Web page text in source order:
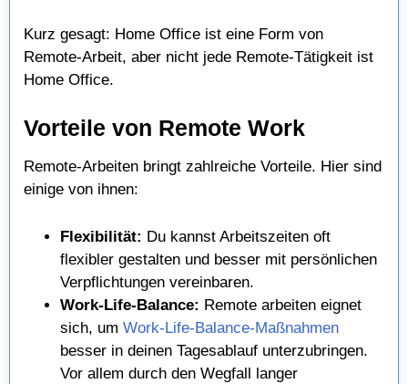
Kurz gesagt: Home Office ist eine Form von
Remote-Arbeit, aber nicht jede Remote-Tätigkeit ist
Home Office.
Vorteile von Remote Work
Remote-Arbeiten bringt zahlreiche Vorteile. Hier sind
einige von ihnen:
Flexibilität: Du kannst Arbeitszeiten oft
flexibler gestalten und besser mit persönlichen
Verpflichtungen vereinbaren.
Work-Life-Balance: Remote arbeiten eignet
sich, um Work-Life-Balance-Maßnahmen
besser in deinen Tagesablauf unterzubringen.
Vor allem durch den Wegfall langer